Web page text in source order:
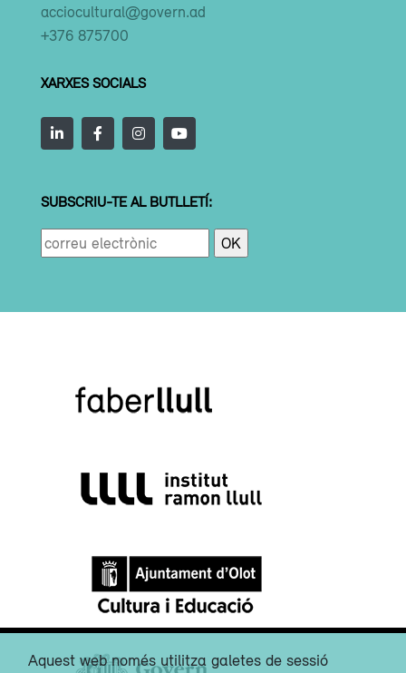
acciocultural@govern.ad
+376 875700
XARXES SOCIALS
SUBSCRIU-TE AL BUTLLETÍ:
Aquest web només utilitza galetes de sessió